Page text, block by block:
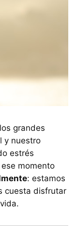
grandes
y nuestro
estrés
momento
: estamos
cuesta disfrutar